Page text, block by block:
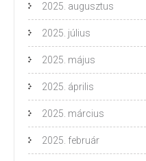
2025. augusztus
2025. július
2025. május
2025. április
2025. március
2025. február